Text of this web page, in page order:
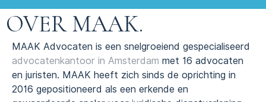
OVER MAAK.
MAAK Advocaten is een snelgroeiend gespecialiseerd
advocatenkantoor in Amsterdam met 16 advocaten
en juristen. MAAK heeft zich sinds de oprichting in
2016 gepositioneerd als een erkende en